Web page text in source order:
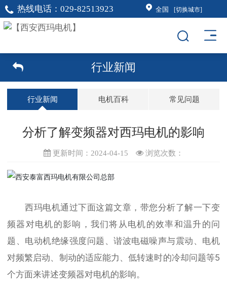
热线电话： 029-82513923 全国 [切换城市]
行业新闻
行业新闻 电机百科 常见问题
分析了解变频器对西玛电机的影响
更新时间：2024-04-15 浏览次数：
西玛电机通过下面这篇文章，带您分析了解一下变
频器对电机的影响，我们将从电机的效率和温升的问
题、电动机绝缘强度问题、谐波电磁噪声与震动、电机
对频繁启动、制动的适应能力、低转速时的冷却问题等5
个方面来讲述变频器对电机的影响。